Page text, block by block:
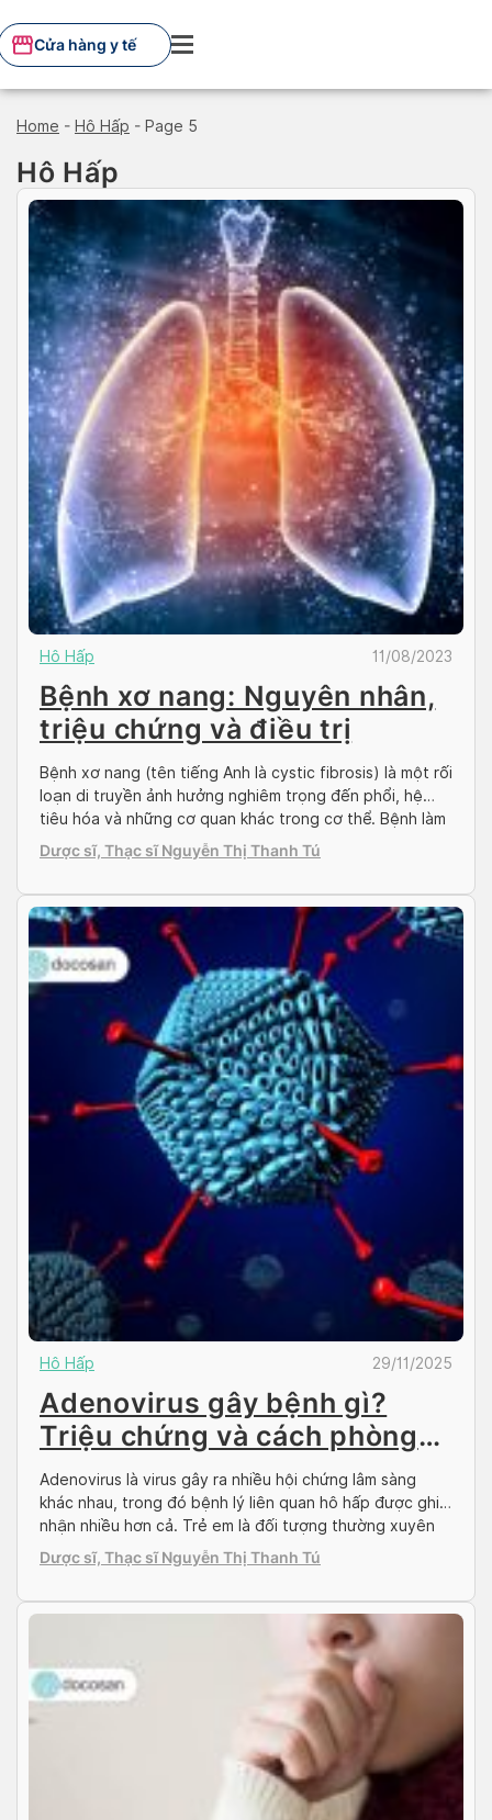
to
content
Cửa hàng y tế
Home - Hô Hấp - Page 5
Hô Hấp
Hô Hấp 11/08/2023
Bệnh xơ nang: Nguyên nhân,
triệu chứng và điều trị
Bệnh xơ nang (tên tiếng Anh là cystic fibrosis) là một rối
loạn di truyền ảnh hưởng nghiêm trọng đến phổi, hệ
tiêu hóa và những cơ quan khác trong cơ thể. Bệnh làm
ảnh hưởng nghiêm trọng đến chất lượng cuộc sống của
người bệnh. Hãy cùng Doctor có sẵn tìm hiểu rõ hơn […]
Dược sĩ, Thạc sĩ Nguyễn Thị Thanh Tú
Hô Hấp 29/11/2025
Adenovirus gây bệnh gì?
Triệu chứng và cách phòng
ngừa
Adenovirus là virus gây ra nhiều hội chứng lâm sàng
khác nhau, trong đó bệnh lý liên quan hô hấp được ghi
nhận nhiều hơn cả. Trẻ em là đối tượng thường xuyên
nhiễm virus. Cùng Docosan tìm hiểu về loại virus này qua
bài viết sau. Adenovirus gây bệnh gì? Adenovirus là
Dược sĩ, Thạc sĩ Nguyễn Thị Thanh Tú